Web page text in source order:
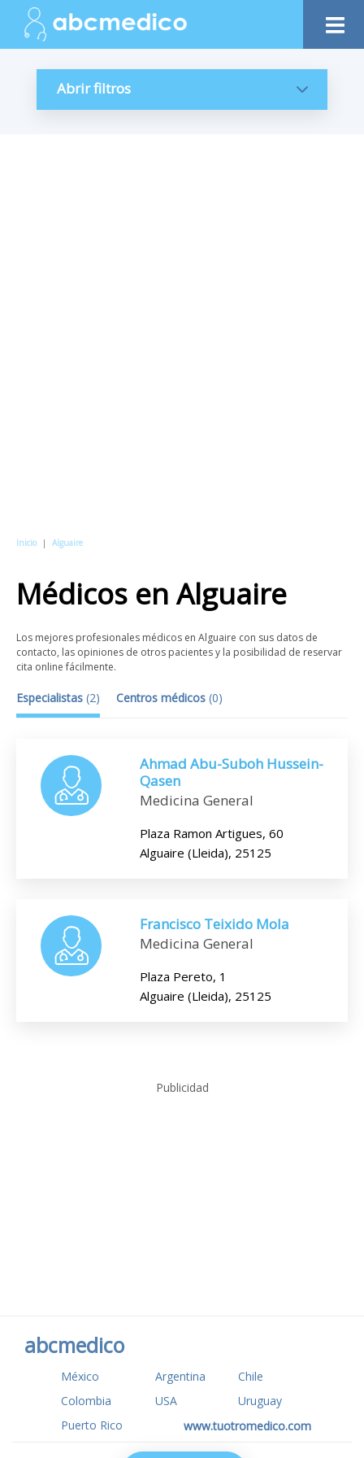
Abrir filtros
Inicio | Alguaire
Médicos enAlguaire
Los mejores profesionales médicos en Alguaire con sus datos de
contacto, las opiniones de otros pacientes y la posibilidad de reservar
cita online fácilmente.
Especialistas (2) Centros médicos (0)
Ahmad Abu-Suboh Hussein-
Qasen
Medicina General
Plaza Ramon Artigues, 60
Alguaire (Lleida), 25125
Francisco Teixido Mola
Medicina General
Plaza Pereto, 1
Alguaire (Lleida), 25125
Publicidad
abcmedico
México Argentina
Chile
Colombia
USA
Uruguay
Puerto Rico
www.tuotromedico.com